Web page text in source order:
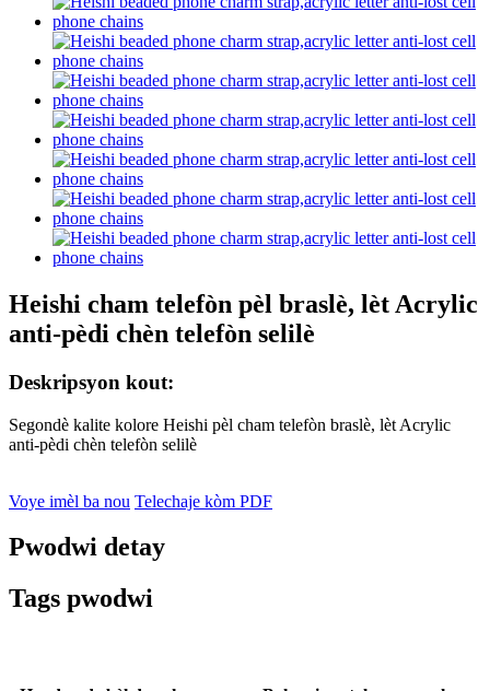
Heishi cham telefòn pèl braslè, lèt Acrylic
anti-pèdi chèn telefòn selilè
Deskripsyon kout:
Segondè kalite kolore Heishi pèl cham telefòn braslè, lèt Acrylic
anti-pèdi chèn telefòn selilè
Voye imèl ba nou Telechaje kòm PDF
Pwodwi detay
Tags pwodwi